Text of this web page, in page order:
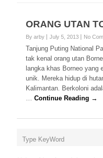
ORANG UTAN
By arby July 5, 2013 No
Tanjung Puting National
tak kenal orang utan
langka khas Borneo yang
unik. Mereka hidup di
Kalimantan. Berkoloni
…Continue Reading →